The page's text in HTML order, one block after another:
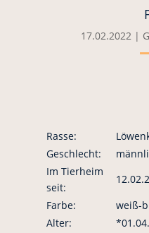
17.02.2022|
Rasse:
Geschlecht:
Im Tierheim
seit:
Farbe:
weiß-
Alter: